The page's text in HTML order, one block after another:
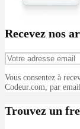
Recevez nos
Vous consentez à
Codeur.com, par
Trouvez un